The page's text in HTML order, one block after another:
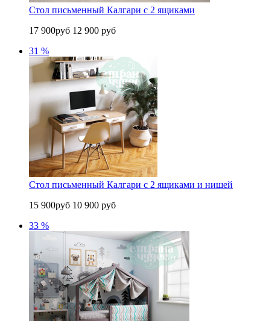
Стол письменный Калгари с 2 ящиками
17 900руб 12 900 руб
31 %
Стол письменный Калгари с 2 ящиками и нишей
15 900руб 10 900 руб
33 %